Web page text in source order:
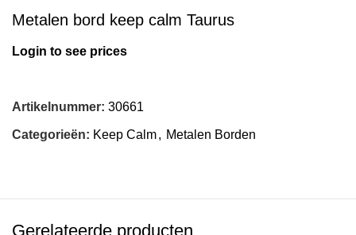
Metalen bord keep calm Taurus
Login to see prices
Artikelnummer: 30661
Categorieën: Keep Calm, Metalen Borden
Gerelateerde producten